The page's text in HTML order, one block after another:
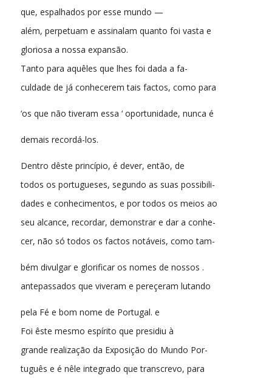
que, espalhados por esse mundo —
além, perpetuam e assinalam quanto foi vasta e
gloriosa a nossa expansão.
Tanto para aquêles que lhes foi dada a fa-
culdade de já conhecerem tais factos, como para
‘os que não tiveram essa ‘ oportunidade, nunca é
demais recordá-los.
Dentro dêste princípio, é dever, então, de
todos os portugueses, segundo as suas possibili-
dades e conhecimentos, e por todos os meios ao
seu alcance, recordar, demonstrar e dar a conhe-
cer, não só todos os factos notáveis, como tam-
bém divulgar e glorificar os nomes de nossos .
antepassados que viveram e pereçeram lutando
pela Fé e bom nome de Portugal. e
Foi êste mesmo espírito que presidiu à
grande realização da Exposição do Mundo Por-
tuguês e é nêle integrado que transcrevo, para